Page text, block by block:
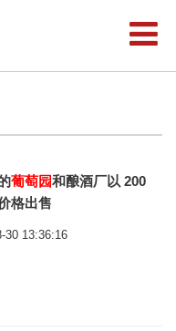
葡萄园和酿酒厂以 200
格出售
30 13:36:16